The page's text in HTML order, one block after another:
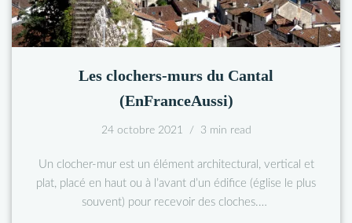
Les clochers-murs du Cantal
(EnFranceAussi)
24 octobre 2021 3 min read
Un clocher-mur est un élément architectural, vertical et
plat, placé en haut ou à l’avant d’un édifice (église le plus
souvent) pour recevoir des cloches.…